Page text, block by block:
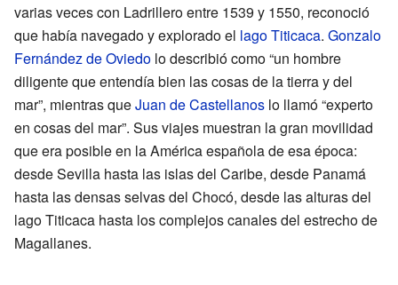
varias veces con Ladrillero entre 1539 y 1550, reconoció
que había navegado y explorado el lago Titicaca. Gonzalo
Fernández de Oviedo lo describió como “un hombre
diligente que entendía bien las cosas de la tierra y del
mar”, mientras queJuan de Castellanos lo llamó “experto
en cosas del mar”. Sus viajes muestran la gran movilidad
que era posible en la América española de esa época:
desde Sevilla hasta las islas del Caribe, desde Panamá
hasta las densas selvas del Chocó, desde las alturas del
lago Titicaca hasta los complejos canales del estrecho de
Magallanes.